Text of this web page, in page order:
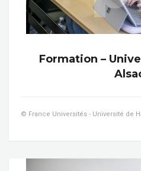
Formation –
© France Universités - Université de